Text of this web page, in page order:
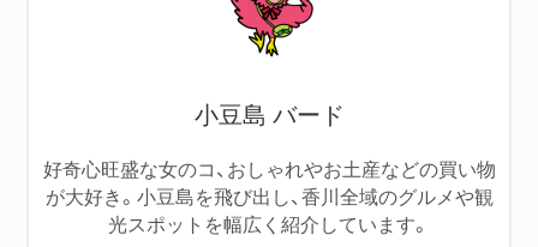
小豆島 バード
好奇心旺盛な女のコ、おしゃれやお土産などの買い物
が大好き。小豆島を飛び出し、香川全域のグルメや観
光スポットを幅広く紹介しています。